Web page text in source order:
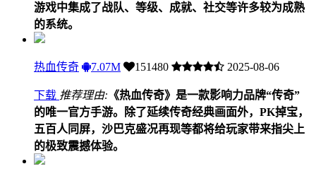
游戏中集成了战队、等级、成就、社交等许多较为成熟
的系统。
热血传奇 7.07M 151480 2025-08-06
下载 推荐理由: 《热血传奇》是一款影响力品牌“传奇”
的唯一官方手游。除了延续传奇经典画面外，PK掉宝，
五百人同屏，沙巴克盛况再现等都将给玩家带来指尖上
的极致震撼体验。